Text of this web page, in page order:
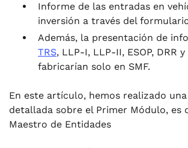
Informe de las entradas en
inversión a través del
Además, la presentación de
TRS, LLP-I, LLP-II, ESOP, DRR
fabricarían solo en SMF.
En este artículo, hemos realizado
detallada sobre el Primer Módulo, es
Maestro de Entidades